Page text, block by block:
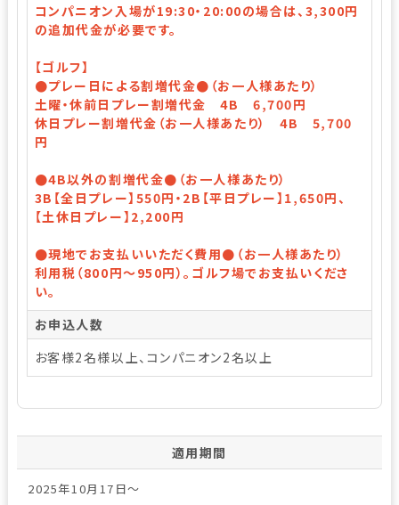
コンパニオン入場が19:30・20:00の場合は、3,300円
の追加代金が必要です。
【ゴルフ】
●プレー日による割増代金●（お一人様あたり）
土曜・休前日プレー割増代金 4B 6,700円
休日プレー割増代金（お一人様あたり） 4B 5,700
円
●4B以外の割増代金●（お一人様あたり）
3B【全日プレー】550円・2B【平日プレー】1,650円、
【土休日プレー】2,200円
●現地でお支払いいただく費用●（お一人様あたり）
利用税（800円～950円）。ゴルフ場でお支払いくださ
い。
お申込人数
お客様2名様以上、コンパニオン2名以上
適用期間
2025年10月17日～